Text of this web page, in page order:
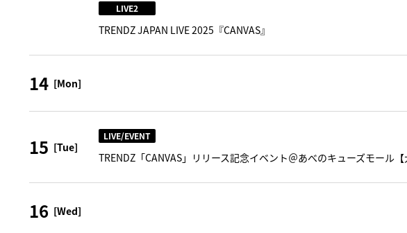
LIVE2
TRENDZ JAPAN LIVE 2025『CANVAS』
14 [Mon]
15 [Tue]
LIVE/EVENT
TRENDZ「CANVAS」リリース記念イベント＠あべのキューズモール【
16 [Wed]